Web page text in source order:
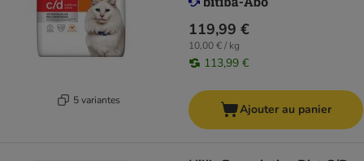
5 variantes
119,99 €
10,00 € / kg
113,99 €
Ajouter au panier